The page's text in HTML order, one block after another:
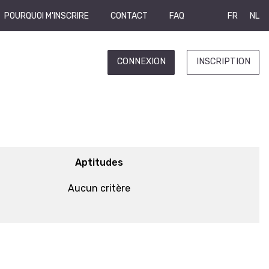
POURQUOI M'INSCRIRE CONTACT FAQ FR NL
CONNEXION INSCRIPTION
Aptitudes
Aucun critère